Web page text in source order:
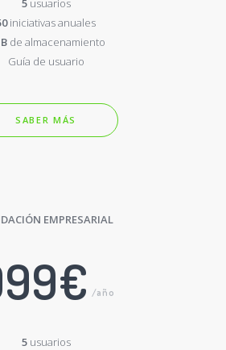
5usuarios
iniciativas anuales
de almacenamiento
Guía de usuario
SABER MÁS
EMPRESARIAL
/año
5usuarios